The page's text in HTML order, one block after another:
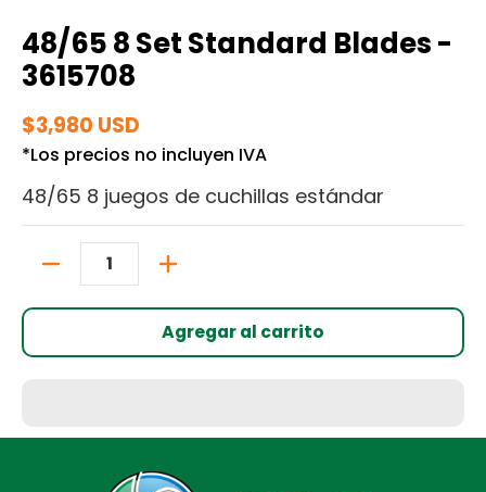
48/65 8 Set Standard Blades -
3615708
$3,980 USD
*Los precios no incluyen IVA
48/65 8 juegos de cuchillas estándar
Agregar al carrito